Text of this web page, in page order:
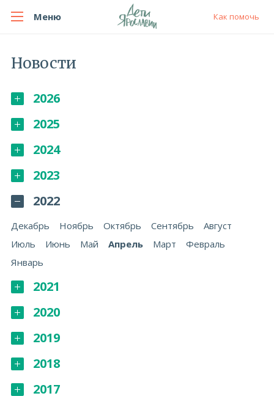
Меню Как помочь
Новости
2026
2025
2024
2023
2022
Декабрь Ноябрь Октябрь Сентябрь
Август
Июль
Июнь Май Апрель Март
Февраль
Январь
2021
2020
2019
2018
2017